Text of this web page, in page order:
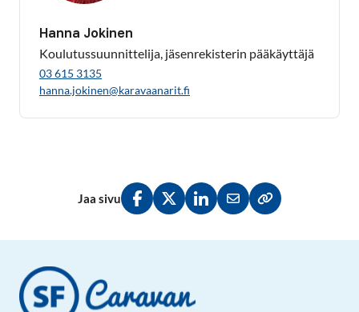
Hanna Jokinen
Koulutussuunnittelija, jäsenrekisterin pääkäyttäjä
03 615 3135
hanna.jokinen@karavaanarit.fi
Jaa sivu
Jaa Facebookissa
Jaa Twitterissä
Jaa LinkedInissä
Jaa sähköpostitse
Kopioi linkki